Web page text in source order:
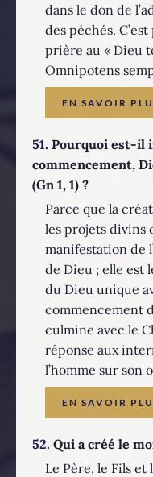
dans le don de
des péchés.
prière au « Dieu
Omnipotens
EN SAVOIR
51. Pourquoi est-il
commencement,
(Gn 1, 1) ?
Parce que la
les projets divins
manifestation de
de Dieu ; elle est
du Dieu unique
commencement
culmine avec le
réponse aux
l’homme sur son
EN SAVOIR
52. Qui a créé le
Le Père, le Fils